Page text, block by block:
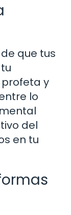
que tus
y
lo
del
en tu